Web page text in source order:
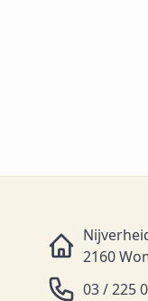
2160
03 / 225